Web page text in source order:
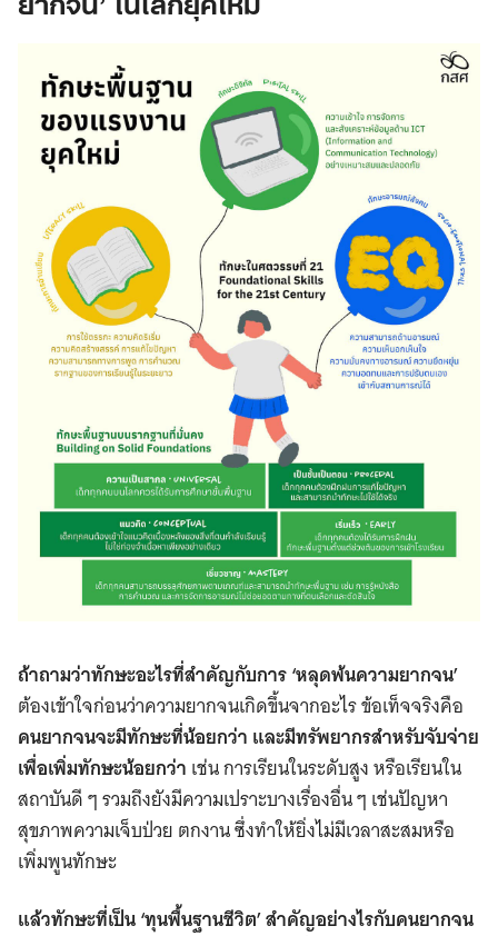
ถ้าถามว่าทักษะอะไรที่สำคัญกับการ‘หลุดพ้นความยากจน’
ต้องเข้าใจก่อนว่าความยากจนเกิดขึ้นจากอะไร ข้อเท็จจริงคือ
คนยากจนจะมีทักษะที่น้อยกว่า และมีทรัพยากรสำหรับจับจ่าย
เพื่อเพิ่มทักษะน้อยกว่า เช่น การเรียนในระดับสูง หรือเรียนใน
สถาบันดี ๆ รวมถึงยังมีความเปราะบางเรื่องอื่น ๆ เช่นปัญหา
สุขภาพความเจ็บป่วย ตกงาน ซึ่งทำให้ยิ่งไม่มีเวลาสะสมหรือ
เพิ่มพูนทักษะ
แล้วทักษะที่เป็น ‘ทุนพื้นฐานชีวิต’ สำคัญอย่างไรกับคนยากจน